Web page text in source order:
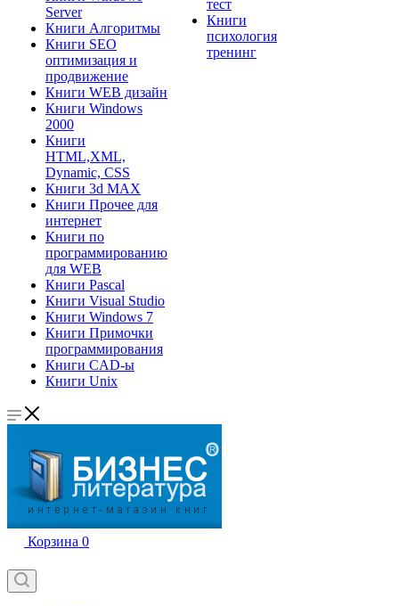
Server
Книги Алгоритмы
Книги SEO
оптимизация и
продвижение
Книги WEB дизайн
Книги Windows
2000
Книги
HTML,XML,
Dynamic, CSS
Книги 3d MAX
Книги Прочее для
интернет
Книги по
программированию
для WEB
Книги Pascal
Книги Visual Studio
Книги Windows 7
Книги Примочки
программирования
Книги CAD-ы
Книги Unix
тест
Книги
психология
тренинг
Корзина 0